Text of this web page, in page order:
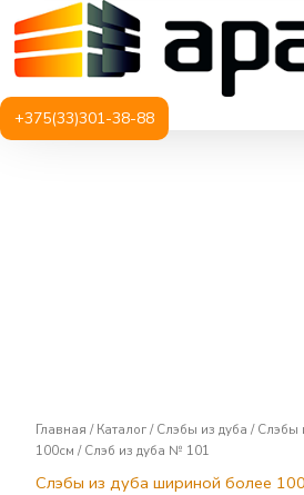
+375(33)301-38-88
Главная /Каталог/Слэбы из дуба /Слэбы
100см / Слэб из дуба № 101
Слэбы из дуба шириной более